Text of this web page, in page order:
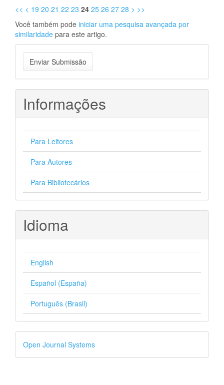
<< < 19 20 21 22 23 24 25 26 27 28 > >>
Você também pode iniciar uma pesquisa avançada por
similaridade para este artigo.
Enviar
Submissão
Enviar Submissão
Informações
Para Leitores
Para Autores
Para Bibliotecários
Idioma
English
Español (España)
Português (Brasil)
Desenvolvido
por
Open Journal Systems